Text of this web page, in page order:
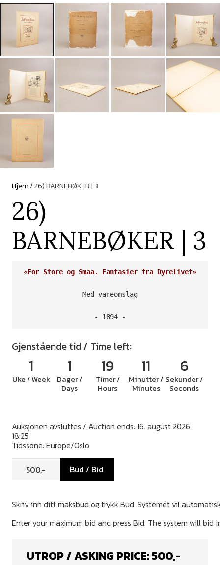
Hjem/ 26) BARNEBØKER | 3
26)
BARNEBØKER | 3
«For Store og Smaa. Fantasier fra Dyrelivet»
Med vareomslag
- 1894 -
Gjenstående tid / Time left:
1
Uke / Week
1
Dager /
Days
19
Timer /
Hours
11
Minutter /
Minutes
5
Sekunder /
Seconds
Auksjonen avsluttes / Auction ends: 16. august 2026
18:25
Tidssone: Europe/Oslo
Bud / Bid
UTROP / ASKING PRICE: 500,-